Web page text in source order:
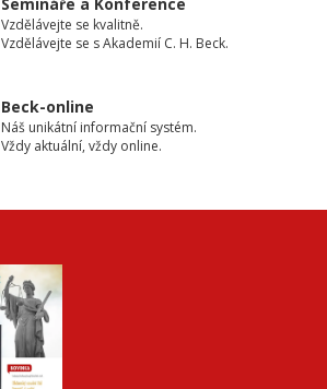
Vzdělávejte se kvalitně.
Vzdělávejte se s Akademií C. H. Beck.
Beck-online
Náš unikátní informační systém.
Vždy aktuální, vždy online.